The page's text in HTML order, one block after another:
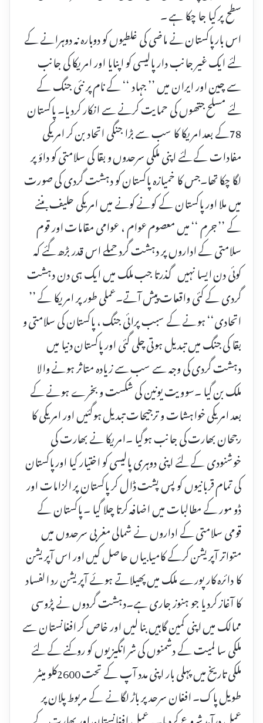
سطح پر کیا جا چکا ہے ۔
اس بارپاکستان نے ماضی کی غلطیوں کو دوبارہ نہ دوہرانے کے
لئے ایک غیر جانب دار پالیسی کو اپنایا اور امریکا کی جانب
سے چین اور ایران میں ’’ جہاد ‘‘ کے نام پر نئی جنگ کے
لئے مسلح جتھوں کی حمایت کرنے سے انکار کردیا۔ پاکستان
78کے بعد امریکا کا سب سے بڑا جنگی اتحاد بن کر امریکی
مفادات کے لئے اپنی ملکی سرحدوں و بقا کی سلامتی کو داؤ پر
لگا چکا تھا۔جس کا خمیازہ پاکستان کو دہشت گردی کی صورت
میں ملا اور پاکستان کے کونے کونے میں امریکی حلیف بننے
کے ’’ جرم ‘‘ میں معصوم عوام ، عوامی مقامات اور قوم
سلامتی کے اداروں پر دہشت گرد حملے اس قدر بڑھ گئے کہ
کوئی دن ایسا نہیں گذرتا جب ملک میں ایک ہی دن دہشت
گردی کے کئی واقعات پیش آتے۔عملی طور پر امریکا کے ’’
اتحادی‘‘ ہونے کے سبب پرائی جنگ ، پاکستان کی سلامتی و
بقا کی جنگ میں تبدیل ہوتی چلی گئی اور پاکستان دنیا میں
دہشت گردی کی وجہ سے سب سے زیادہ متاثر ہونے والا
ملک بن گیا ۔سوویت یونین کی شکست و بخرے ہونے کے
بعد امریکی خواہشات و ترجیحات تبدیل ہوگئیں اور امریکی کا
رجحان بھارت کی جانب ہوگیا ۔امریکا نے بھارت کی
خوشنودی کے لئے اپنی دوہری پالیسی کو اختیار کیا اور پاکستان
کی تمام قربانیوں کو پس پشت ڈال کر پاکستان پر الزامات اور
ڈو مور کے مطالبات میں اضافہ کرتا چلا گیا ۔ پاکستان کے
قومی سلامتی کے اداروں نے شمالی مغربی سرحدوں میں
متواتر آپریشن کرکے کامیابیاں حاصل کیں اور اس آپریشن
کا دائرہ کار پورے ملک میں پھیلاتے ہوئے آپریشن رد الفساد
کا آغاز کردیا جو ہنوز جاری ہے۔دہشت گردوں نے پڑوسی
ممالک میں اپنی کمین گاہیں بنا لیں اور خاص کر افغانستان سے
ملکی سا لمیت کے دشمنوں کی شر انگیزیوں کو روکنے کے لئے
ملکی تاریخ میں پہلی بار اپنی مدد آپ کے تحت 2600کلو میٹر
طویل پاک۔ افغان سرحد پر باڑ لگانے کے مربوط پلان پر